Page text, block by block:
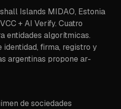
Islands MIDAO, Estonia
+ AI Verify. Cuatro
entidades algorítmicas.
identidad, firma, registro y
argentinas propone ar-
de sociedades